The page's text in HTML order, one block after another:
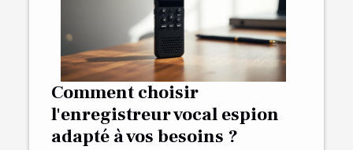
Comment choisir
l'enregistreur vocal espion
adapté à vos besoins ?